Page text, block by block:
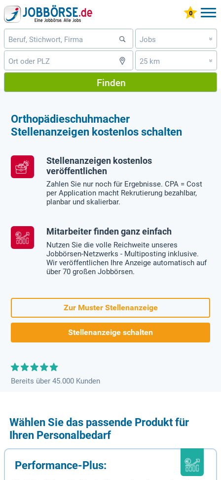
Jobs »
25 km »
Finden
Orthopädieschuhmacher
Stellenanzeigen kostenlos schalten
Stellenanzeigen kostenlos
veröffentlichen
Zahlen Sie nur noch für Ergebnisse. CPA = Cost
per Application macht Rekrutierung bezahlbar,
planbar und skalierbar.
Mitarbeiter finden ganz einfach
Nutzen Sie die volle Reichweite unseres
Jobbörsen-Netzwerks - Multiposting inklusive.
Wir veröffentlichen Ihre Anzeige automatisch auf
über 70 großen Jobbörsen.
Zur Muster Stellenanzeige
Stellenanzeige schalten
Bereits über 45.000 Kunden
Wählen Sie das passende Produkt für
Ihren Personalbedarf
Performance-Plus: